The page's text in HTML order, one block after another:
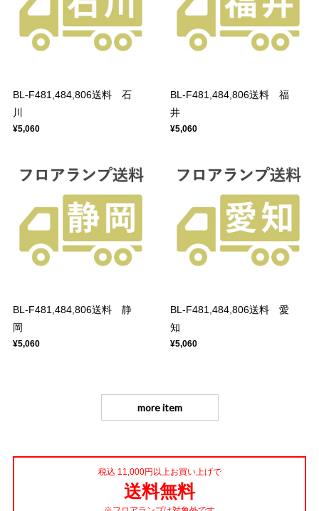
BL-F481,484,806送料 石
川
¥5,060
BL-F481,484,806送料 福
井
¥5,060
BL-F481,484,806送料 静
岡
¥5,060
BL-F481,484,806送料 愛
知
¥5,060
more item
税込 11,000円以上お買い上げで
送料無料